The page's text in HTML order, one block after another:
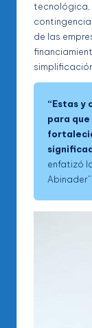
tecnológica,
de las
“Estas y
para
enfatizó